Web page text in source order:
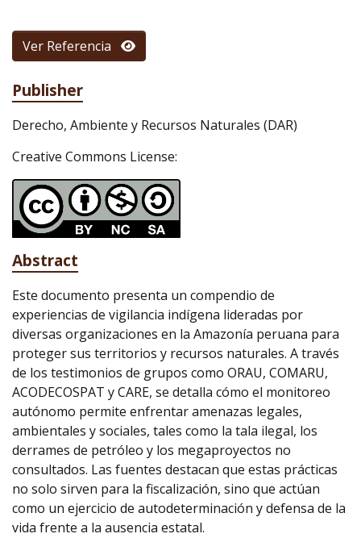
Ver Referencia
Publisher
Derecho, Ambiente y Recursos Naturales (DAR)
Creative Commons License:
Abstract
Este documento presenta un compendio de
experiencias de vigilancia indígena lideradas por
diversas organizaciones en la Amazonía peruana para
proteger sus territorios y recursos naturales. A través
de los testimonios de grupos como ORAU, COMARU,
ACODECOSPAT y CARE, se detalla cómo el monitoreo
autónomo permite enfrentar amenazas legales,
ambientales y sociales, tales como la tala ilegal, los
derrames de petróleo y los megaproyectos no
consultados. Las fuentes destacan que estas prácticas
no solo sirven para la fiscalización, sino que actúan
como un ejercicio de autodeterminación y defensa de la
vida frente a la ausencia estatal.